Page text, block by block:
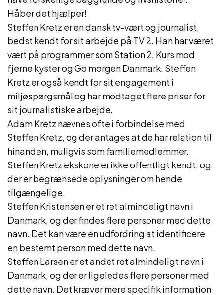
Håber det hjælper!
Steffen Kretz er en dansk tv-vært og journalist,
bedst kendt for sit arbejde på TV 2. Han har været
vært på programmer som Station 2, Kurs mod
fjerne kyster og Go morgen Danmark. Steffen
Kretz er også kendt for sit engagement i
miljøspørgsmål og har modtaget flere priser for
sit journalistiske arbejde.
Adam Kretz nævnes ofte i forbindelse med
Steffen Kretz, og der antages at de har relation til
hinanden, muligvis som familiemedlemmer.
Steffen Kretz ekskone er ikke offentligt kendt, og
der er begrænsede oplysninger om hende
tilgængelige.
Steffen Kristensen er et ret almindeligt navn i
Danmark, og der findes flere personer med dette
navn. Det kan være en udfordring at identificere
en bestemt person med dette navn.
Steffen Larsen er et andet ret almindeligt navn i
Danmark, og der er ligeledes flere personer med
dette navn. Det kræver mere specifik information